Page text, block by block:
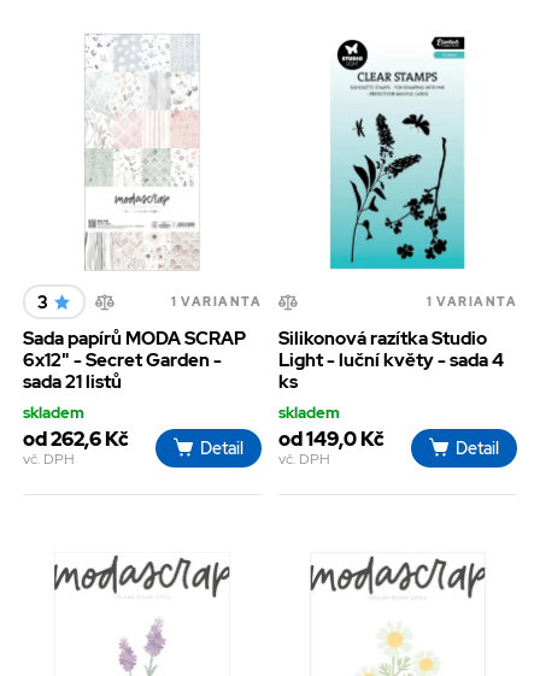
3 1 VARIANTA
Sada papírů MODA SCRAP
6x12" - Secret Garden -
sada 21 listů
skladem
od 262,6 Kč
vč. DPH
Detail
1 VARIANTA
Silikonová razítka Studio
Light - luční květy - sada 4
ks
skladem
od 149,0 Kč
vč. DPH
Detail